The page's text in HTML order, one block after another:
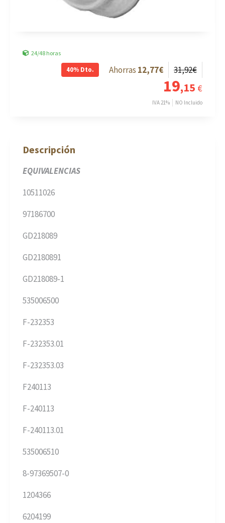
24/48 horas
40% Dto. 12,77€ 31,92€
19,15 €
IVA 21% NO Incluido
Descripción
EQUIVALENCIAS
10511026
97186700
GD218089
GD2180891
GD218089-1
535006500
F-232353
F-232353.01
F-232353.03
F240113
F-240113
F-240113.01
535006510
8-97369507-0
1204366
6204199